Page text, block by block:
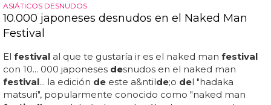
ASIÁTICOS DESNUDOS
10.000 japoneses desnudos en el Naked Man
Festival
El festival al que te gustaría ir es el naked man festival
con 10... 000 japoneses desnudos en el naked man
festival... la edición de este a&ntilde;o del "hadaka
matsuri", popularmente conocido como "naked man